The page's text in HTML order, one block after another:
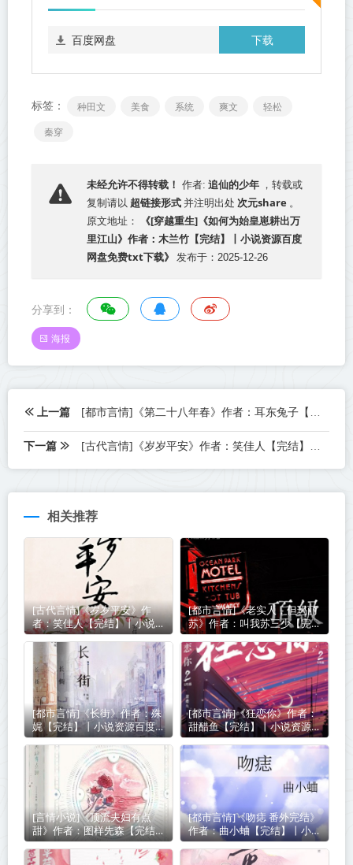
下载
百度网盘
标签： 种田文 美食 系统 爽文
轻松
秦穿
未经允许不得转载！ 作者: 追仙的少年 ，转载或
复制请以 超链接形式 并注明出处 次元share 。
原文地址：
《[穿越重生]《如何为始皇崽耕出万
里江山》作者：木兰竹【完结】丨小说资源百度
网盘免费txt下载》
发布于：2025-12-26
分享到：
海报
上一篇 [都市言情]《第二十八年春》作者：耳东兔子【番外完结】丨小说资源百度网盘免费txt下载
下一篇 [古代言情]《岁岁平安》作者：笑佳人【完结】丨小说资源百度网盘免费txt下载
相关推荐
[古代言情]《岁岁平安》作
者：笑佳人【完结】丨小说资
源百度网盘免费txt下载
[都市言情]《老实人，但玛丽
苏》作者：叫我苏三少【完
结】丨小说资源百度网盘免费
txt下载
[都市言情]《长街》作者：殊
娓【完结】丨小说资源百度网
盘免费txt下载
[都市言情]《狂恋你》作者：
甜醋鱼【完结】丨小说资源百
度网盘免费txt下载
[言情小说]《顶流夫妇有点
甜》作者：图样先森【完结】
丨小说资源百度网盘免费txt
下载
[都市言情]《吻痣 番外完结》
作者：曲小蛐【完结】丨小说
资源百度网盘免费txt下载